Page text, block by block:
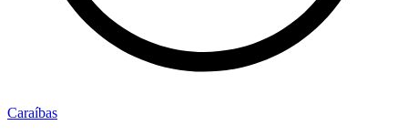
Caraíbas